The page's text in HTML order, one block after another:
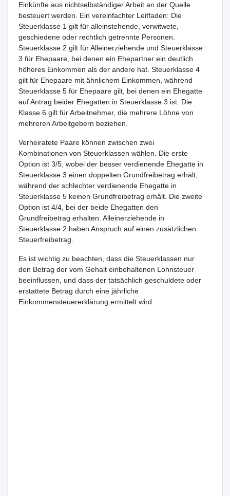
Einkünfte aus nichtselbständiger Arbeit an der Quelle
besteuert werden. Ein vereinfachter Leitfaden: Die
Steuerklasse 1 gilt für alleinstehende, verwitwete,
geschiedene oder rechtlich getrennte Personen.
Steuerklasse 2 gilt für Alleinerziehende und Steuerklasse
3 für Ehepaare, bei denen ein Ehepartner ein deutlich
höheres Einkommen als der andere hat. Steuerklasse 4
gilt für Ehepaare mit ähnlichem Einkommen, während
Steuerklasse 5 für Ehepaare gilt, bei denen ein Ehegatte
auf Antrag beider Ehegatten in Steuerklasse 3 ist. Die
Klasse 6 gilt für Arbeitnehmer, die mehrere Löhne von
mehreren Arbeitgebern beziehen.
Verheiratete Paare können zwischen zwei
Kombinationen von Steuerklassen wählen. Die erste
Option ist 3/5, wobei der besser verdienende Ehegatte in
Steuerklasse 3 einen doppelten Grundfreibetrag erhält,
während der schlechter verdienende Ehegatte in
Steuerklasse 5 keinen Grundfreibetrag erhält. Die zweite
Option ist 4/4, bei der beide Ehegatten den
Grundfreibetrag erhalten. Alleinerziehende in
Steuerklasse 2 haben Anspruch auf einen zusätzlichen
Steuerfreibetrag.
Es ist wichtig zu beachten, dass die Steuerklassen nur
den Betrag der vom Gehalt einbehaltenen Lohnsteuer
beeinflussen, und dass der tatsächlich geschuldete oder
erstattete Betrag durch eine jährliche
Einkommensteuererklärung ermittelt wird.